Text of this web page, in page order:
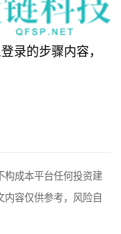
录的步骤内容，
构成本平台任何投资建
容仅供参考，风险自